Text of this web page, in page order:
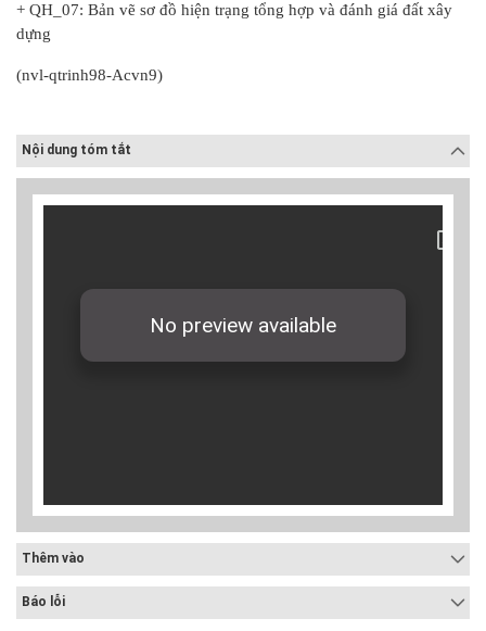
+ QH_07: Bản vẽ sơ đồ hiện trạng tổng hợp và đánh giá đất xây
dựng
(nvl-qtrinh98-Acvn9)
Nội dung tóm tắt
Thêm vào
Báo lỗi